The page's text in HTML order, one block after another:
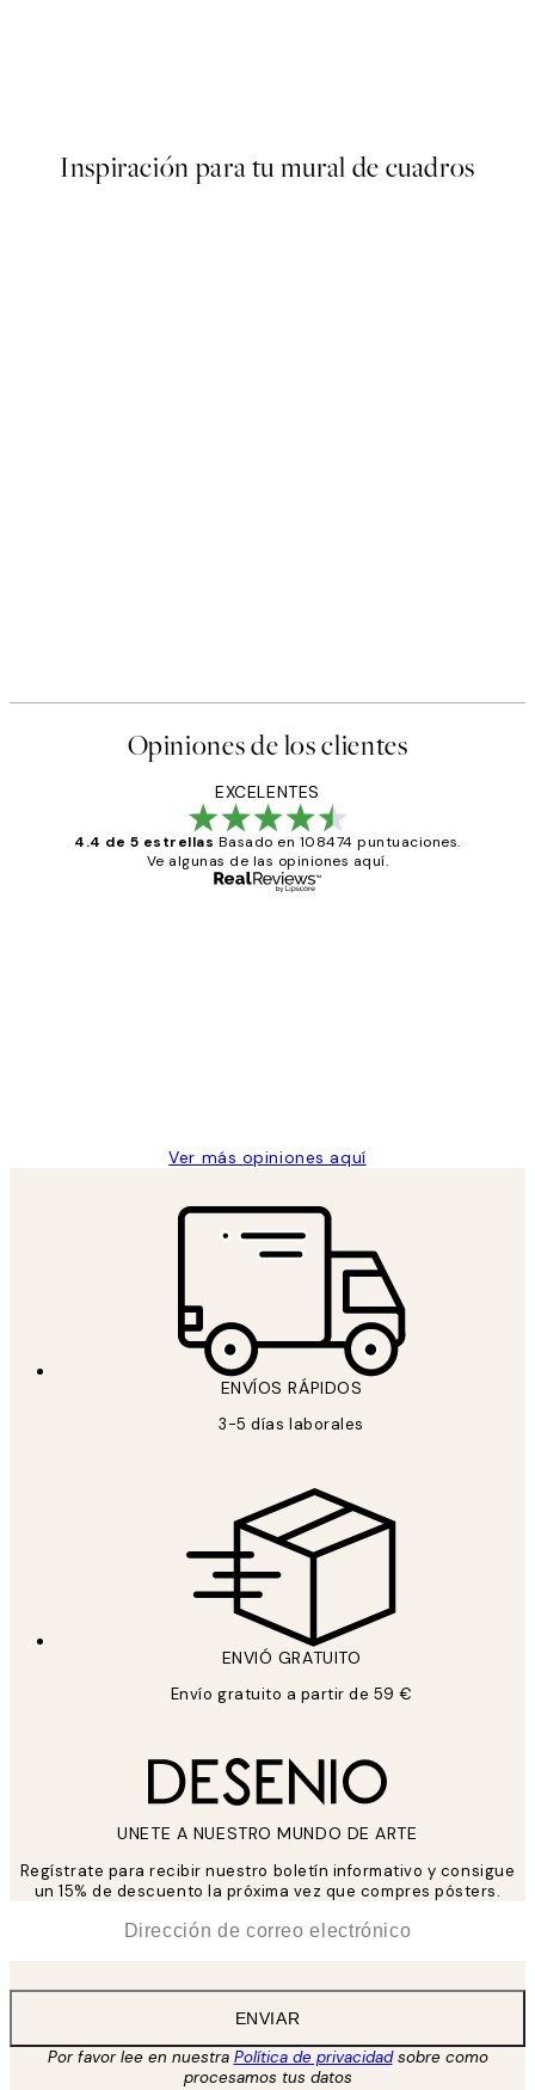
Inspiración para tu mural de cuadros
Opiniones de los clientes
EXCELENTES
4.4 de 5 estrellas Basado en 108474 puntuaciones.
Ve algunas de las opiniones aquí.
Ver más opiniones aquí
ENVÍOS RÁPIDOS
3-5 días laborales
ENVIÓ GRATUITO
Envío gratuito a partir de 59 €
UNETE A NUESTRO MUNDO DE ARTE
Regístrate para recibir nuestro boletín informativo y consigue
un 15% de descuento la próxima vez que compres pósters.
ENVIAR
Por favor lee en nuestra Política de privacidadsobre como
procesamos tus datos